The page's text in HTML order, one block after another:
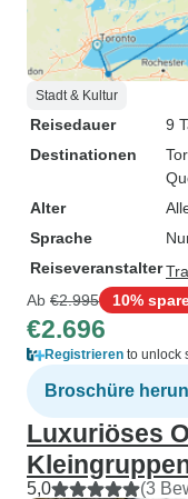
Stadt & Kultur
Reisedauer
9
Destinationen
Alter
Sprache
Reiseveranstalter
Ab €2.995 10%
€2.696
Registrieren to unlock
Broschüre
Luxuriöses
5,0 (3